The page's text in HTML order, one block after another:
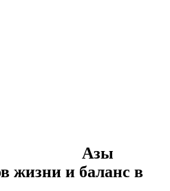
Азы
жизни и баланс в